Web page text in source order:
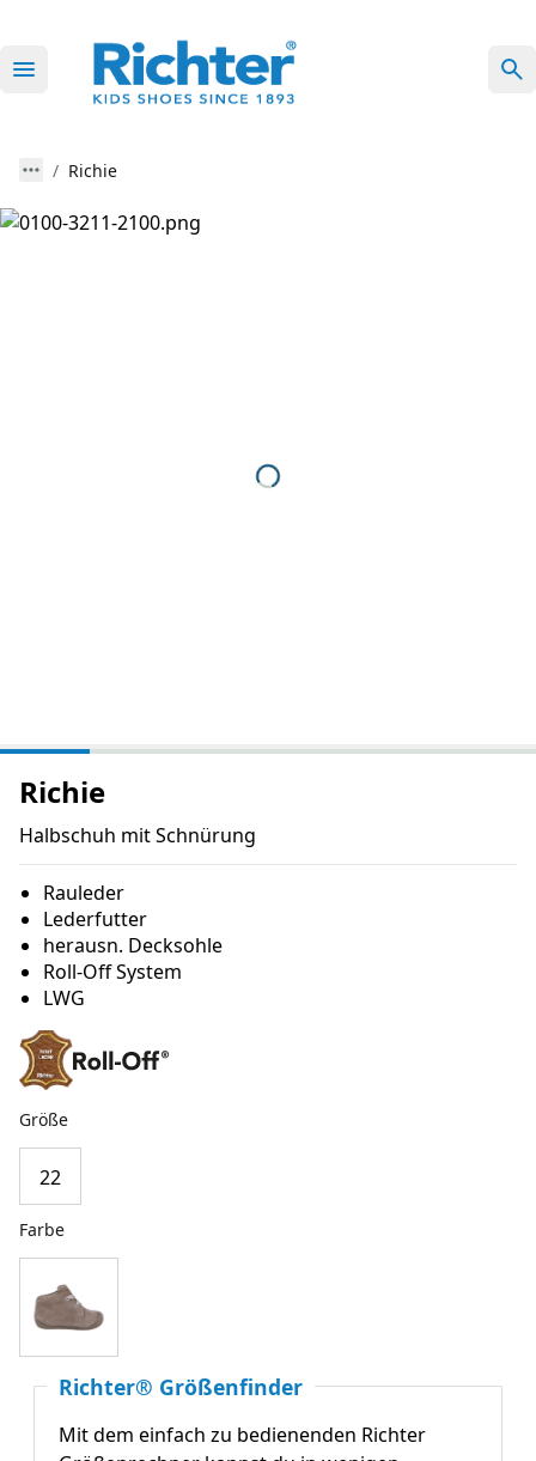
Richie
Richie
Halbschuh mit Schnürung
Rauleder
Lederfutter
herausn. Decksohle
Roll-Off System
LWG
Größe
22
Farbe
Richter® Größenfinder
Mit dem einfach zu bedienenden Richter